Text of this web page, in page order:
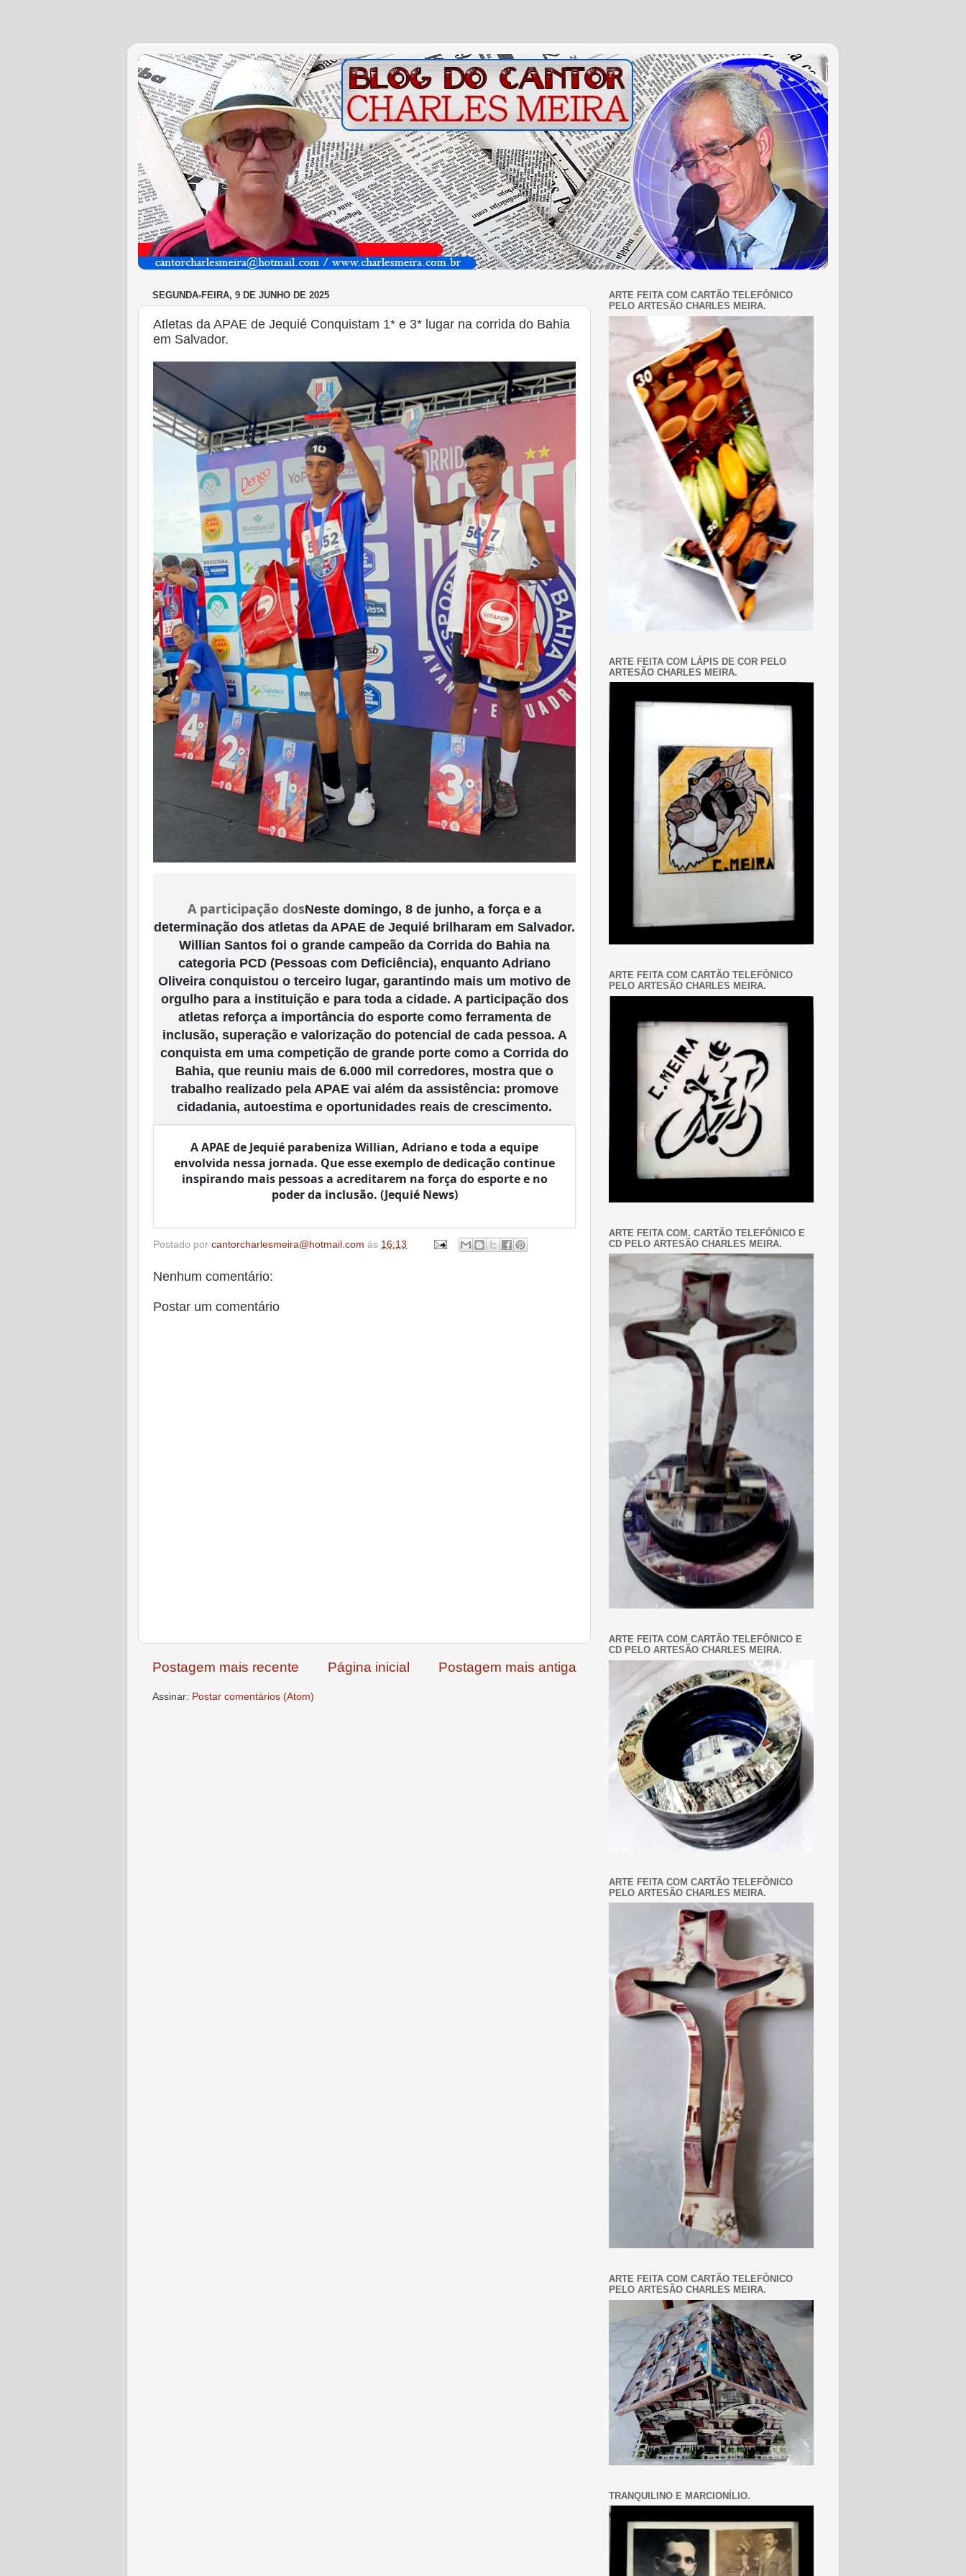
SEGUNDA-FEIRA, 9 DE JUNHO DE 2025
Atletas da APAE de Jequié Conquistam 1* e 3* lugar na corrida do Bahia
em Salvador.
A participação dosNeste domingo, 8 de junho, a força e a
determinação dos atletas da APAE de Jequié brilharam em Salvador.
Willian Santos foi o grande campeão da Corrida do Bahia na
categoria PCD (Pessoas com Deficiência), enquanto Adriano
Oliveira conquistou o terceiro lugar, garantindo mais um motivo de
orgulho para a instituição e para toda a cidade. A participação dos
atletas reforça a importância do esporte como ferramenta de
inclusão, superação e valorização do potencial de cada pessoa. A
conquista em uma competição de grande porte como a Corrida do
Bahia, que reuniu mais de 6.000 mil corredores, mostra que o
trabalho realizado pela APAE vai além da assistência: promove
cidadania, autoestima e oportunidades reais de crescimento.
A APAE de Jequié parabeniza Willian, Adriano e toda a equipe
envolvida nessa jornada. Que esse exemplo de dedicação continue
inspirando mais pessoas a acreditarem na força do esporte e no
poder da inclusão. (Jequié News)
Postado por cantorcharlesmeira@hotmail.com às 16:13
Nenhum comentário:
Postar um comentário
Postagem mais recente Postagem mais antiga
Página inicial
Assinar: Postar comentários (Atom)
ARTE FEITA COM CARTÃO TELEFÔNICO
PELO ARTESÃO CHARLES MEIRA.
ARTE FEITA COM LÁPIS DE COR PELO
ARTESÃO CHARLES MEIRA.
ARTE FEITA COM CARTÃO TELEFÔNICO
PELO ARTESÃO CHARLES MEIRA.
ARTE FEITA COM. CARTÃO TELEFÔNICO E
CD PELO ARTESÃO CHARLES MEIRA.
ARTE FEITA COM CARTÃO TELEFÔNICO E
CD PELO ARTESÃO CHARLES MEIRA.
ARTE FEITA COM CARTÃO TELEFÔNICO
PELO ARTESÃO CHARLES MEIRA.
ARTE FEITA COM CARTÃO TELEFÔNICO
PELO ARTESÃO CHARLES MEIRA.
TRANQUILINO E MARCIONÍLIO.